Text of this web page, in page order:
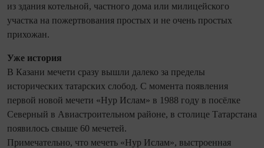
из здания котельной, частного дома или милицейского
участка на пожертвования простых и не очень простых
прихожан.
Уже история
В Казани мечети сразу вышли далеко за пределы
исторических татарских слобод. С момента появления
первой новой мечети «Нур Ислам» в 1988 году в посёлке
Северный в Авиастроительном районе, в столице Татарстана
появилось свыше 60 мечетей.
Примечательно, что мечеть «Нур Ислам», выстроенная